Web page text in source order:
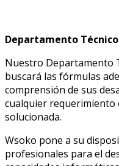
Departamento Técnico
Nuestro Departamento
buscará las fórmulas
comprensión de sus
cualquier requerimiento
solucionada.
Wsoko pone a su
profesionales para el